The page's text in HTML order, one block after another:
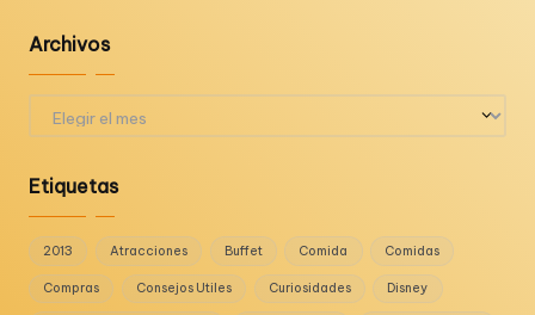
Archivos
Etiquetas
2013 Atracciones Buffet Comida Comidas
Compras Consejos Utiles Curiosidades Disney